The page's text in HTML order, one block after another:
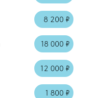
18 000 ₽
8 200 ₽
12 000 ₽
1 800 ₽